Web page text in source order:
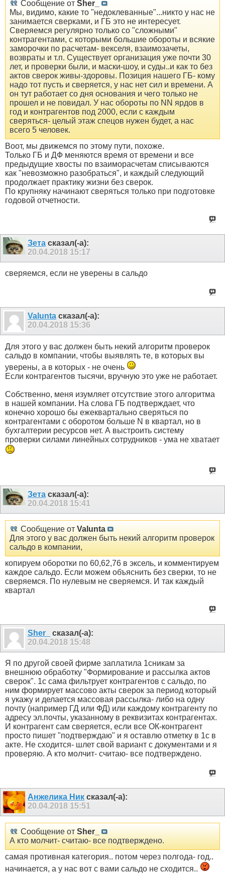
Сообщение от Sher_
Мы, видимо, какие то "недоклеванные"...никто у нас не
занимается сверками, и ГБ это не интересует.
Сверяемся регулярно только со "сложными"
контрагентами, с которыми большие обороты и всякие
заморочки по расчетам- векселя, взаимозачеты,
возвраты и т.п. Существует организация уже почти 30
лет, и проверки были, и маски-шоу, и суды..и как то без
актов сверок живы-здоровы. Позиция нашего ГБ- кому
надо тот пусть и сверяется, у нас нет сил и времени. А
он тут работает со дня основания и чего только не
прошел и не повидал. У нас обороты по NN ярдов в
год и контрагентов под 2000, если с каждым
сверяться- целый этаж спецов нужен будет, а нас
всего 5 человек.
Воот, мы движемся по этому пути, похоже.
Только ГБ и ДФ меняются время от времени и все
предыдущие хвосты по взаиморасчетам списываются
как "невозможно разобраться", и каждый следующий
продолжает практику жизни без сверок.
По крупняку начинают сверяться только при подготовке
годовой отчетности.
Зета сказал(-а):
20.04.2018 15:17
сверяемся, если не уверены в сальдо
Valunta сказал(-а):
20.04.2018 15:36
Для этого у вас должен быть некий алгоритм проверок
сальдо в компании, чтобы выявлять те, в которых вы
уверены, а в которых - не очень
Если контрагентов тысячи, вручную это уже не работает.
Собственно, меня изумляет отсутствие этого алгоритма
в нашей компании. На слова ГБ подтверждает, что
конечно хорошо бы ежеквартально сверяться по
контрагентами с оборотом больше N в квартал, но в
бухгалтерии ресурсов нет. А выстроить систему
проверки силами линейных сотрудников - ума не хватает
Зета сказал(-а):
20.04.2018 15:41
Сообщение от Valunta
Для этого у вас должен быть некий алгоритм проверок
сальдо в компании,
копируем оборотки по 60,62,76 в эксель, и комментируем
каждое сальдо. Если можем объяснить без сверки, то не
сверяемся. По нулевым не сверяемся. И так каждый
квартал
Sher_
сказал(-а):
20.04.2018 15:48
Я по другой своей фирме заплатила 1сникам за
внешнюю обработку "Формирование и рассылка актов
сверок". 1с сама фильтрует контрагентов с сальдо, по
ним формирует массово акты сверок за период который
я укажу и делается массовая рассылка- либо на одну
почту (например ГД или ФД) или каждому контрагенту по
адресу эл.почты, указанному в реквизитах контрагентах.
И контрагент сам сверяется, если все ОК-контрагент
просто пишет "подтверждаю" и я оставлю отметку в 1с в
акте. Не сходится- шлет свой вариант с документами и я
проверяю. А кто молчит- считаю- все подтверждено.
Анжелика Ник сказал(-а):
20.04.2018 15:51
Сообщение от Sher_
А кто молчит- считаю- все подтверждено.
самая противная категория.. потом через полгода- год..
начинается, а у нас вот с вами сальдо не сходится..